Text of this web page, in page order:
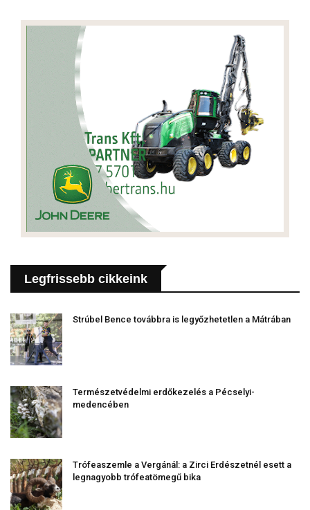
Legfrissebb cikkeink
Strúbel Bence továbbra is legyőzhetetlen a Mátrában
Természetvédelmi erdőkezelés a Pécselyi-
medencében
Trófeaszemle a Vergánál: a Zirci Erdészetnél esett a
legnagyobb trófeatömegű bika